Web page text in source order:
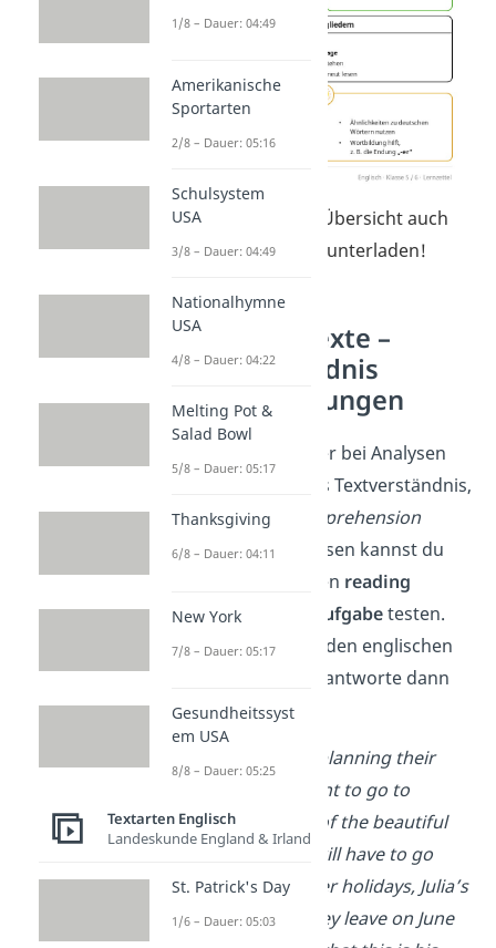
Du kannst dir die Übersicht auch
hierkostenlos herunterladen!
Englische Texte –
Textverständnis
Englisch Übungen
In einer Arbeit oder bei Analysen
geht es oft um das Textverständnis,
auchreading comprehension
genannt. Dein Wissen kannst du
jetzt in einer kurzen reading
comprehension Aufgabetesten.
Lies dir dafür erst den englischen
Text durch und beantworte dann
die Fragen dazu.
Julia and Ben are planning their
next trip. They want to go to
Sweden because of the beautiful
scenery. As they will have to go
during the summer holidays, Julia’s
mum suggests they leave on June
1/8 – Dauer: 04:49
Amerikanische
Sportarten
2/8 – Dauer: 05:16
Schulsystem
USA
3/8 – Dauer: 04:49
Nationalhymne
USA
4/8 – Dauer: 04:22
Melting Pot &
Salad Bowl
5/8 – Dauer: 05:17
Thanksgiving
6/8 – Dauer: 04:11
New York
7/8 – Dauer: 05:17
Gesundheitssyst
em USA
8/8 – Dauer: 05:25
Textarten Englisch
Landeskunde England & Irland
St. Patrick's Day
1/6 – Dauer: 05:03